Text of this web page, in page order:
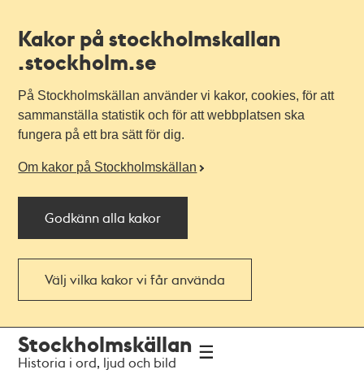
Kakor på stockholmskallan
.stockholm.se
På Stockholmskällan använder vi kakor, cookies, för att
sammanställa statistik och för att webbplatsen ska
fungera på ett bra sätt för dig.
Om kakor på Stockholmskällan
Godkänn alla kakor
Välj vilka kakor vi får använda
navigationen
huvudinnehållet
Stockholmskällan
Historia i ord, ljud och bild